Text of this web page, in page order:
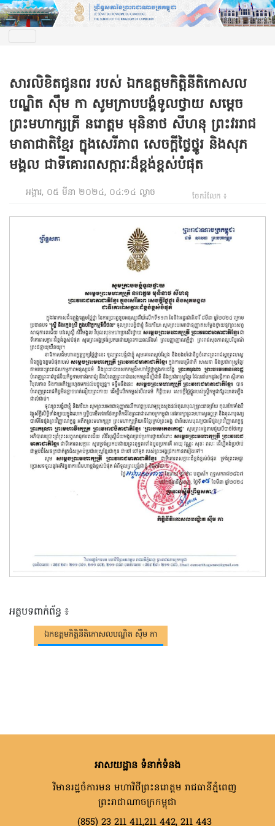
សារលិខិតជូនពរ របស់ ឯកឧត្តមកិត្តិនីតិកោសល
បណ្ឌិត ស៊ឹម កា​ សូមក្រាបបង្គំទូលថ្វាយ សម្តេច
ព្រះមហាក្សត្រី នរោត្តម មុនិនាថ សីហនុ ព្រះវររាជ
មាតាជាតិខ្មែរ ក្នុងសេរីភាព សេចក្តីថ្លៃថ្នូរ និងសុភ
មង្គល ជាទីគោរពសក្ការៈដ៏ខ្ពង់ខ្ពស់បំផុត
អង្គារ, ០៥ មីនា ២០២៤, ០៤:១៤ ល្ងាច ចែករំលែក ៖
អត្ថបទពាក់ព័ន្ធ ៖
ឯកឧត្តមកិត្តិនីតិកោសលបណ្ឌិត ស៊ឹម កា
អាសយដ្ឋាន ទំនាក់ទំនង
វិមានរដ្ឋចំការមន មហាវិថីព្រះនរោត្តម រាជធានីភ្នំពេញ
ព្រះរាជាណាចក្រកម្ពុជា
(855) 23 211 411,211 442, 211 443